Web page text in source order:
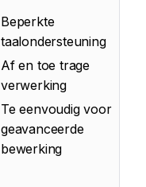
Beperkte
taalondersteuning
Af en toe trage
verwerking
Te eenvoudig voor
geavanceerde
bewerking